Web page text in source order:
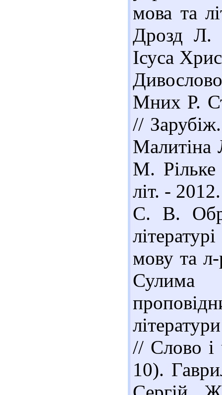
мова та
Дрозд Л.
Ісуса
Мних Р.
//
Малитіна
М.
літ. -
С. В.
мову та
Сулима
// Слово
10).